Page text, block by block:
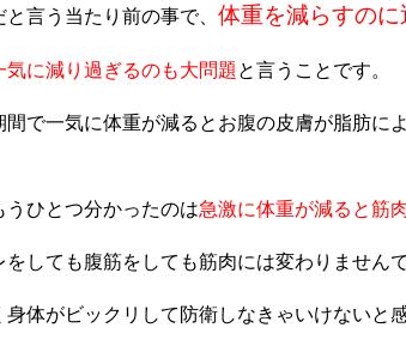
と言う当たり前の事で、 体重を減らすのに
気に減り過ぎるのも大問題 と言うことです。
間で一気に体重が減るとお腹の皮膚が脂肪に
うひとつ分かったのは急激に体重が減ると筋
をしても腹筋をしても筋肉には変わりませんで
身体がビックリして防衛しなきゃいけないと